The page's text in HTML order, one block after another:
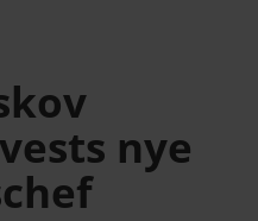
nye